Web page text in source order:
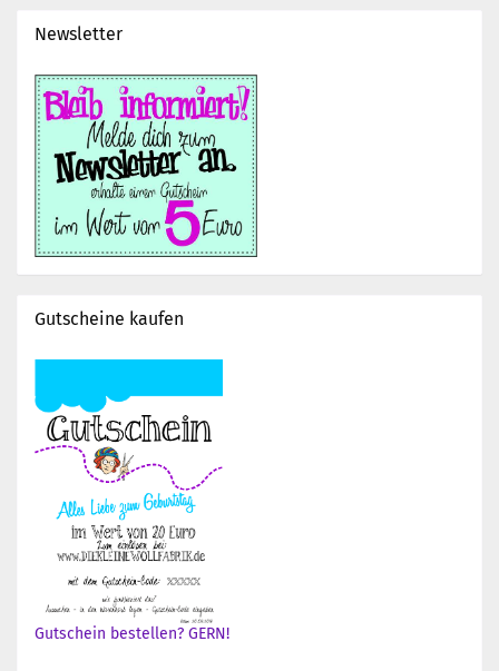
Newsletter
Gutscheine kaufen
Gutschein bestellen? GERN!